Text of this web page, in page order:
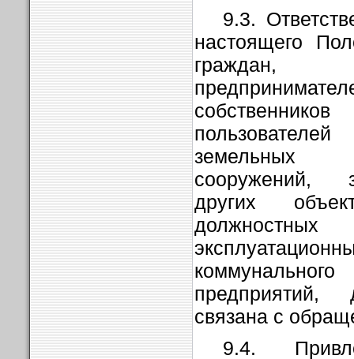
9.3.
настоящего
граждан,
земельных
сооружений,
других
предприятий,
связана с
9.4.